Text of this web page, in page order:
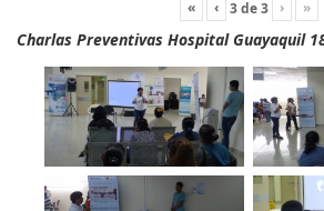
« ‹ 3de3 › »
Charlas Preventivas Hospital Guayaquil